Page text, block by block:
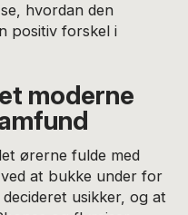
hvordan den
positiv forskel i
moderne
ørerne fulde med
at bukke under for
usikker, og at